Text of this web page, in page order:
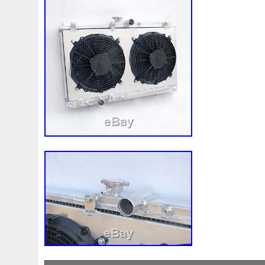
Numéro de pièce fabricant: Non